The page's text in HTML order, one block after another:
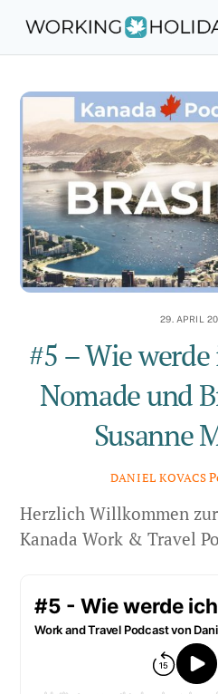
content
29. APRIL
#5 – Wie
Nomade und
Susanne
DANIEL KOVACS
Herzlich Willkommen
Kanada Work & Travel